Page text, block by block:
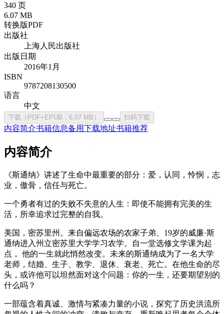
340 页
6.07 MB
转换版PDF
出版社
上海人民出版社
出版日期
2016年1月
ISBN
9787208130500
语言
中文
下载（PDF+EPUB，6.07 MB） 扫码下载
内容简介书籍信息备用下载地址书籍推荐
内容简介
《斯通纳》讲述了生命中最重要的部分：爱，认同，怜悯，志
业，傲骨，信任与死亡。
一个勇者有过的失败不失意的人生：即使不能拥有完美的生
活，所幸追求过完整的自我。
美国，密苏里州。来自偏远农场的农家子弟、19岁的威廉·斯
通纳进入州立密苏里大学学习农学。自一堂选修文学课为起
点， 他的一生就此悄然改变。未来的斯通纳成为了一名大学
老师，结婚、生子、教学、退休、衰老、死亡。在他生命的尽
头，或许他可以坦然面对这个问题：你的一生，还要期望别的
什么吗？
一部蕴含着真诚、激情与紧凑力量的小说，探究了历史洪流所